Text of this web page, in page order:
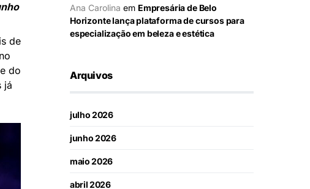
de
do
já
Ana Carolina em Empresária de Belo
Horizonte lança plataforma de cursos para
especialização em beleza e estética
Arquivos
julho 2026
junho 2026
maio 2026
abril 2026